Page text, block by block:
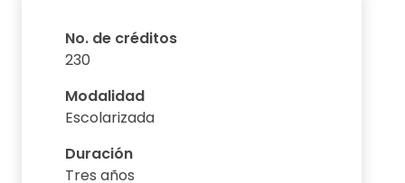
No. de créditos
230
Modalidad
Escolarizada
Duración
Tres años